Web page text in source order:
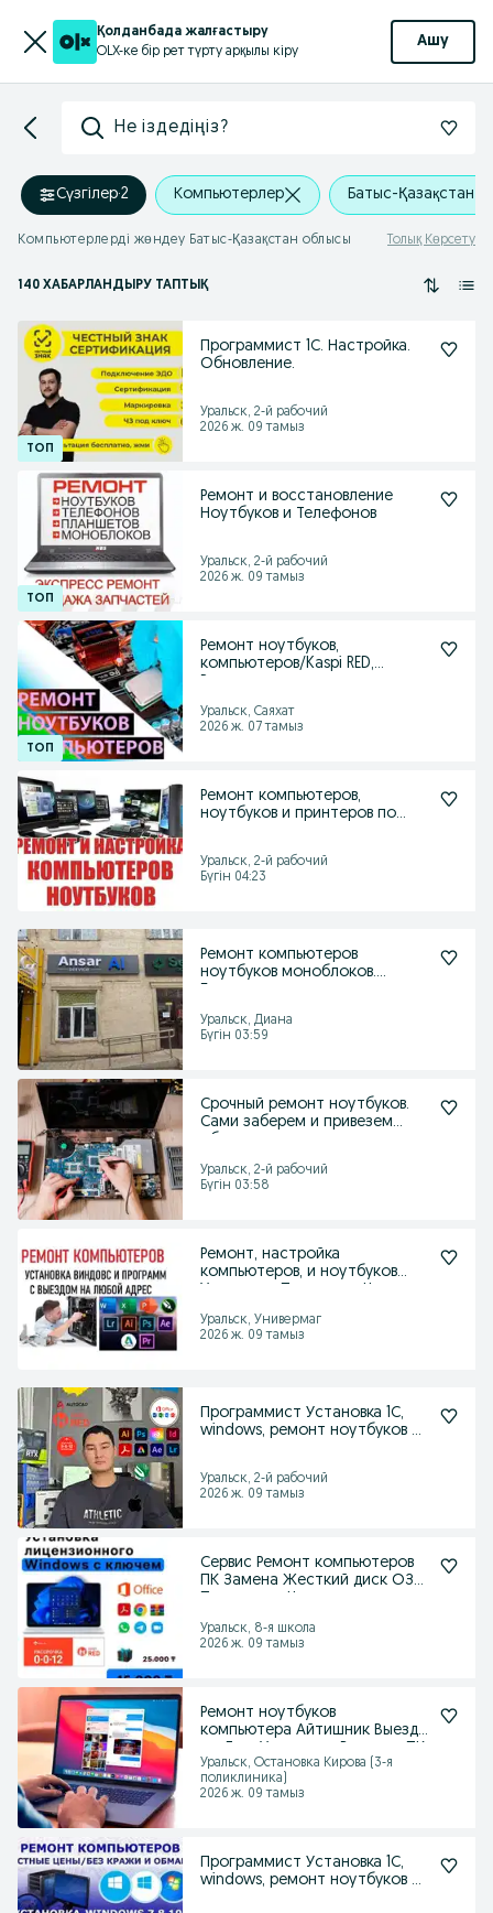
Қолданбада жалғастыру
OLX-ке бір рет түрту арқылы кіру
Ашу
Не іздедіңіз?
Сүзгілер·2 Компьютерлер Батыс-Қазақстан
Компьютерлерді жөндеу Батыс-Қазақстан облысы Толық Көрсету
140 ХАБАРЛАНДЫРУ ТАПТЫҚ
Программист 1С. Настройка.
Обновление.
Уральск, 2-й рабочий
2026 ж. 09 тамыз
Ремонт и восстановление
Ноутбуков и Телефонов
Уральск, 2-й рабочий
2026 ж. 09 тамыз
Ремонт ноутбуков,
компьютеров/Kaspi RED,
Уральск, Саяхат
2026 ж. 07 тамыз
Ремонт компьютеров,
ноутбуков и принтеров по
Уральск, 2-й рабочий
Бүгін 04:23
Ремонт компьютеров
ноутбуков моноблоков.
Уральск, Диана
Бүгін 03:59
Срочный ремонт ноутбуков.
Сами заберем и привезем
Уральск, 2-й рабочий
Бүгін 03:58
Ремонт, настройка
компьютеров, и ноутбуков
Уральск, Универмаг
2026 ж. 09 тамыз
Программист Установка 1С,
windows, ремонт ноутбуков и
Уральск, 2-й рабочий
2026 ж. 09 тамыз
Сервис Ремонт компьютеров
ПК Замена Жесткий диск ОЗУ
Уральск, 8-я школа
2026 ж. 09 тамыз
Ремонт ноутбуков
компьютера Айтишник Выезд
Уральск, Остановка Кирова (3-я
поликлиника)
2026 ж. 09 тамыз
Программист Установка 1С,
windows, ремонт ноутбуков и